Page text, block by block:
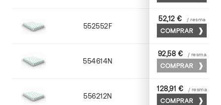
552552F 52 x 70
52,12 € / resma
COMPRAR
554614N 72 x 102
92,58 € / resma
COMPRAR
556212N 72 x 102
128,91 € / resma
COMPRAR